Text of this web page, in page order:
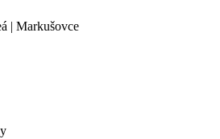
| Markušovce